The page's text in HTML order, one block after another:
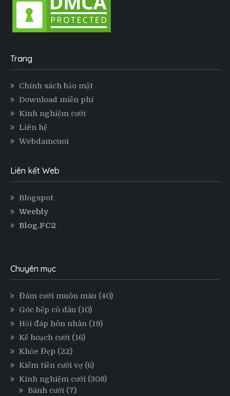
Trang
Chính sách bảo mật
Download miễn phí
Kinh nghiệm cưới
Liên hệ
Webdamcuoi
Liên kết Web
Blogspot
Weebly
Blog.FC2
Chuyên mục
Đám cưới muôn màu (40)
Góc bếp cô dâu (10)
Hỏi đáp hôn nhân (19)
Kế hoạch cưới (16)
Khỏe Đẹp (22)
Kiếm tiền cưới vợ (6)
Kinh nghiệm cưới (308)
Bánh cưới (7)